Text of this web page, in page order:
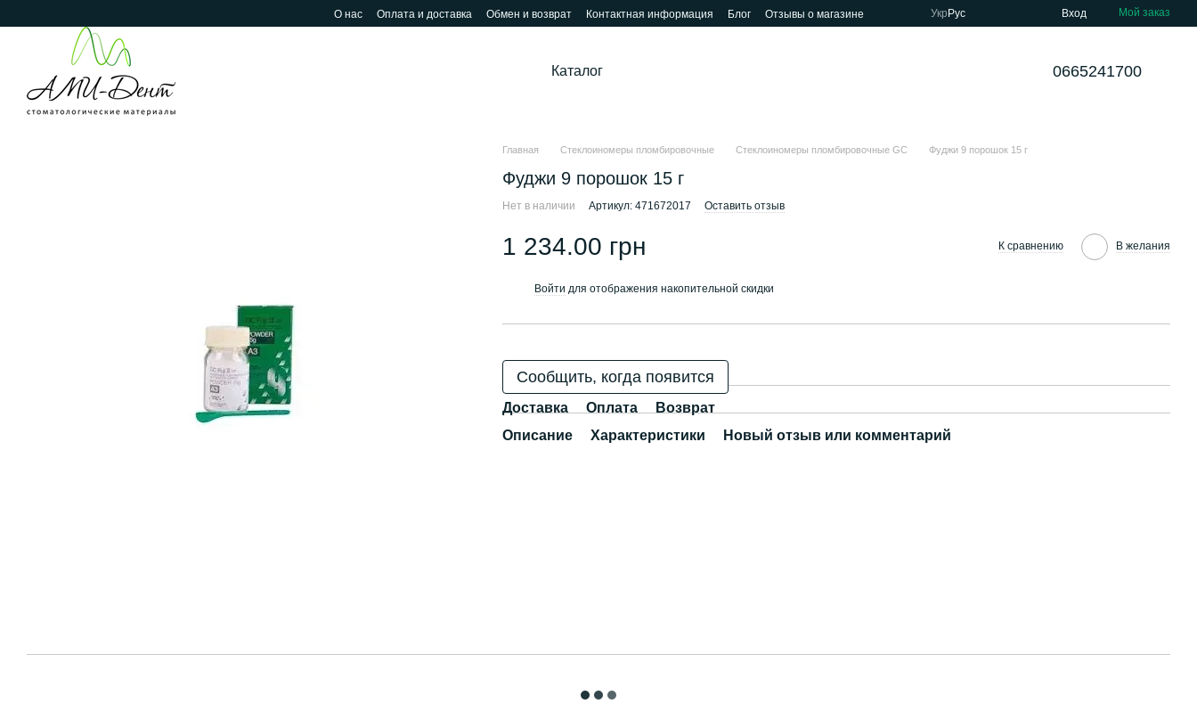
О нас Оплата и доставка Обмен и возврат Контактная информация Блог Отзывы о магазине Укр Рус Вход Мой заказ
Каталог 0665241700
Главная Стеклоиномеры пломбировочные Стеклоиномеры пломбировочные GС Фуджи 9 порошок 15 г
Фуджи 9 порошок 15 г
Нет в наличии Артикул: 471672017 Оставить отзыв
1 234.00 грн К сравнению В желания
Войти для отображения накопительной скидки
Сообщить, когда появится
Доставка Оплата
Возврат
Описание
Характеристики Новый отзыв или комментарий